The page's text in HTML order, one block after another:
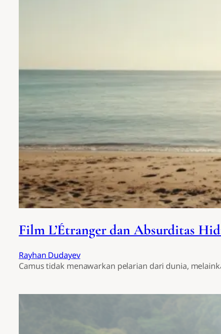
Film L’Étranger dan Absurditas
Rayhan Dudayev
Camus tidak menawarkan pelarian dari dunia,